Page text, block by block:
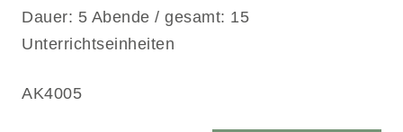
Dauer: 5 Abende / gesamt: 15
Unterrichtseinheiten
AK4005